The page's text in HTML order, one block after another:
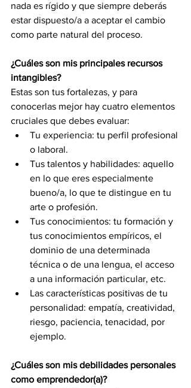
nada es rígido y que siempre deberás
estar dispuesto/a a aceptar el cambio
como parte natural del proceso.
¿Cuáles son mis principales recursos
intangibles?
Estas son tus fortalezas, y para
conocerlas mejor hay cuatro elementos
cruciales que debes evaluar:
Tu experiencia: tu perfil profesional
o laboral.
Tus talentos y habilidades: aquello
en lo que eres especialmente
bueno/a, lo que te distingue en tu
arte o profesión.
Tus conocimientos: tu formación y
tus conocimientos empíricos, el
dominio de una determinada
técnica o de una lengua, el acceso
a una información particular, etc.
Las características positivas de tu
personalidad: empatía, creatividad,
riesgo, paciencia, tenacidad, por
ejemplo.
¿Cuáles son mis debilidades personales
como emprendedor(a)?